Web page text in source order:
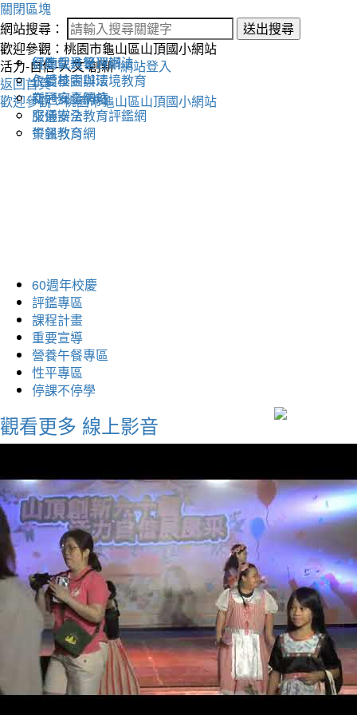
關閉區塊
網站搜尋：
送出搜尋
歡迎參觀：桃園市龜山區山頂國小網站
活力-自信-人文-創新網站登入
返回首頁
歡迎參觀：桃園市龜山區山頂國小網站
60週年校慶
評鑑專區
健康促進學習網
永續校園與環境教育
交通安全網站
交通安全教育評鑑網
午餐教育網
課程計畫
重要宣導
行動載具管理辦法
仁愛基金辦法
新冠病毒防疫
服儀辦法
資訊教育
營養午餐專區
性平專區
停課不停學
觀看更多 線上影音